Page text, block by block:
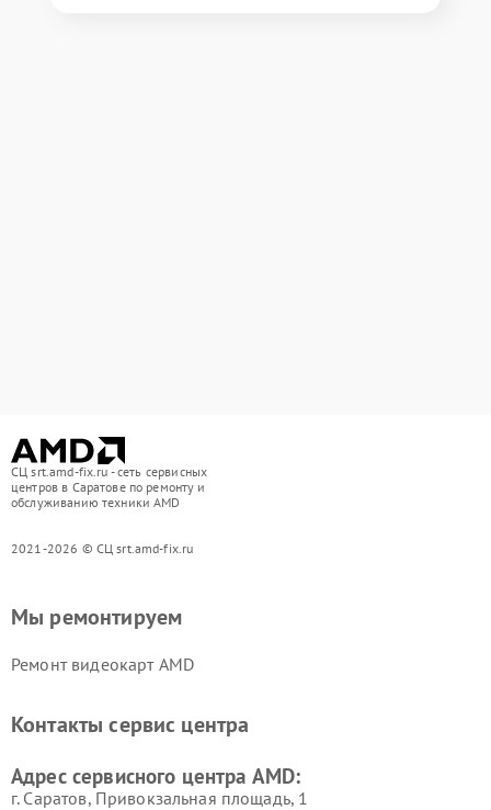
СЦ srt.amd-fix.ru - сеть сервисных
центров в Саратове по ремонту и
обслуживанию техники AMD
2021-2026 © СЦ srt.amd-fix.ru
Мы ремонтируем
Ремонт видеокарт AMD
Контакты сервис центра
Адрес сервисного центра AMD:
г. Саратов, Привокзальная площадь, 1